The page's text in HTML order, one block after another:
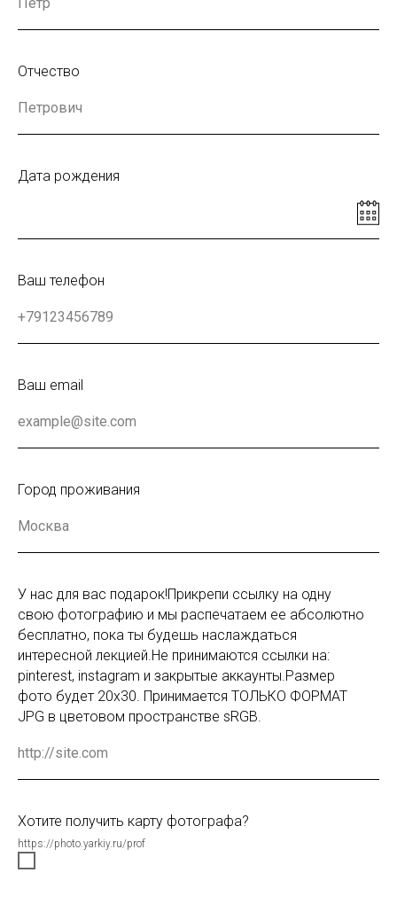
Отчество
Дата рождения
Ваш телефон
Ваш email
Город проживания
У нас для вас подарок!Прикрепи ссылку на одну
свою фотографию и мы распечатаем ее абсолютно
бесплатно, пока ты будешь наслаждаться
интересной лекцией.Не принимаются ссылки на:
pinterest, instagram и закрытые аккаунты.Размер
фото будет 20х30. Принимается ТОЛЬКО ФОРМАТ
JPG в цветовом пространстве sRGB.
Хотите получить карту фотографа?
https://photo.yarkiy.ru/prof